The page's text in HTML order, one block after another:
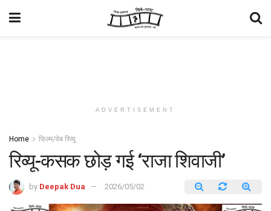
ADVERTISEMENT
Home फिल्म/वेब रिव्यू
रिव्यू-कसक छोड़ गई ‘राजा शिवाजी’
by Deepak Dua 2026/05/02